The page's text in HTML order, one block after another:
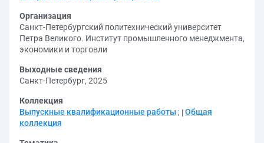
Организация
Санкт-Петербургский политехнический университет
Петра Великого. Институт промышленного менеджмента,
экономики и торговли
Выходные сведения
Санкт-Петербург, 2025
Коллекция
Выпускные квалификационные работы ; Общая
коллекция